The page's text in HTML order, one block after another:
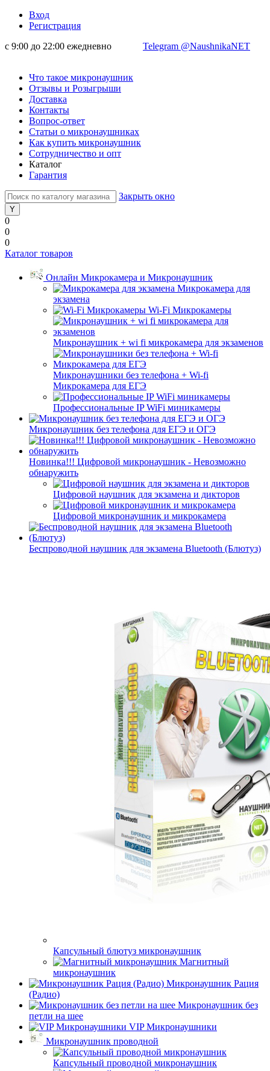
Вход
Регистрация
с 9:00 до 22:00 ежедневно
Telegram @NaushnikaNET
Что такое микронаушник
Отзывы и Розыгрыши
Доставка
Контакты
Вопрос-ответ
Статьи о микронаушниках
Как купить микронаушник
Сотрудничество и опт
Каталог
Гарантия
Закрыть окно
0
0
0
Каталог товаров
Онлайн Микрокамера и Микронаушник
Микрокамера для
экзамена
Wi-Fi Микрокамеры
Микронаушник + wi fi микрокамера для экзаменов
Микронаушники без телефона + Wi-fi
Микрокамера для ЕГЭ
Профессиональные IP WiFi миникамеры
Микронаушник без телефона для ЕГЭ и ОГЭ
Новинка!!! Цифровой микронаушник - Невозможно
обнаружить
Цифровой наушник для экзамена и дикторов
Цифровой микронаушник и микрокамера
Беспроводной наушник для экзамена Bluetooth (Блютуз)
Капсульный блютуз микронаушник
Магнитный
микронаушник
Микронаушник Рация
(Радио)
Микронаушник без
петли на шее
VIP Микронаушники
Микронаушник проводной
Капсульный проводной микронаушник